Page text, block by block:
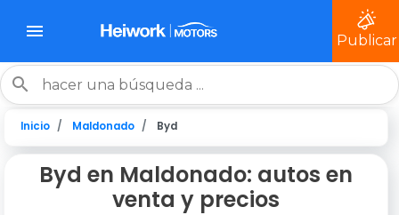
Publicar
Inicio Maldonado Byd
Byd en Maldonado: autos en
venta y precios